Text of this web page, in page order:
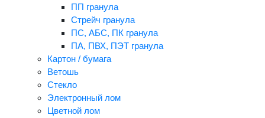
ПП гранула
Стрейч гранула
ПС, АБС, ПК гранула
ПА, ПВХ, ПЭТ гранула
Картон / бумага
Ветошь
Стекло
Электронный лом
Цветной лом